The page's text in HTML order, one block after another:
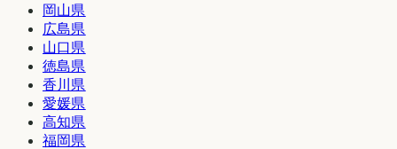
岡山県
広島県
山口県
徳島県
香川県
愛媛県
高知県
福岡県